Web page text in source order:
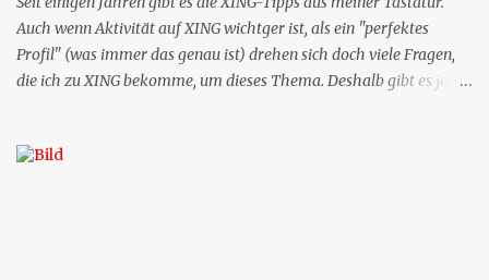
Auch wenn Aktivität auf XING wichtger ist, als ein "perfektes
Profil" (was immer das genau ist) drehen sich doch viele Fragen,
die ich zu XING bekomme, um dieses Thema. Deshalb gibt es jetzt
bekommen Sie kostenlos eine weitere Folge. Die Startsequenz ist 16